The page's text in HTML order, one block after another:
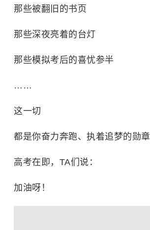
那些被翻旧的书页
那些深夜亮着的台灯
那些模拟考后的喜忧参半
……
这一切
都是你奋力奔跑、执着追梦的勋章
高考在即，TA们说：
加油呀！